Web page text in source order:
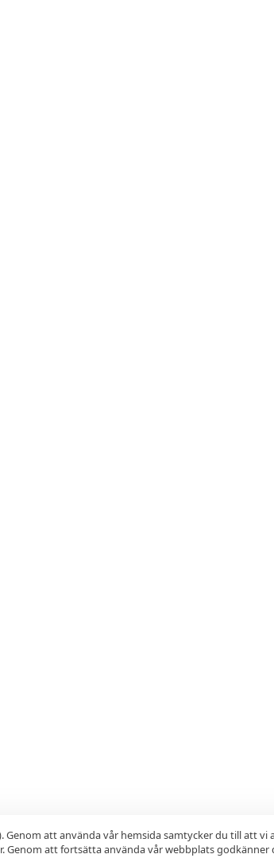
att använda vår hemsida samtycker du till att vi
Genom att fortsätta använda vår webbplats godkänner